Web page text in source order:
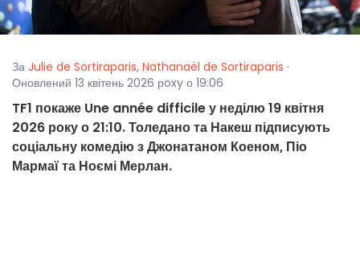
За Julie de Sortiraparis, Nathanaël de Sortiraparis ·
Оновлений 13 квітень 2026 рoxy о 19:06
TF1 покаже Une année difficile у неділю 19 квітня
2026 року о 21:10. Толедано та Накеш підписують
соціальну комедію з Джонатаном Коеном, Піо
Мармаї та Ноємі Мерлан.